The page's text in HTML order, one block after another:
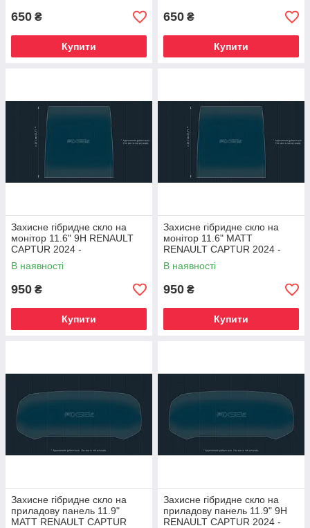
650 ₴
Купити
650 ₴
Купити
Захисне гібридне скло на
монітор 11.6" 9H RENAULT
CAPTUR 2024 -
В наявності
950 ₴
Купити
Захисне гібридне скло на
монітор 11.6" MATT
RENAULT CAPTUR 2024 -
В наявності
950 ₴
Купити
Захисне гібридне скло на
приладову панель 11.9"
MATT RENAULT CAPTUR
Захисне гібридне скло на
приладову панель 11.9" 9H
RENAULT CAPTUR 2024 -